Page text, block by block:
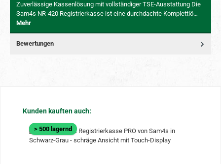
Zuverlässige Kassenlösung mit vollständiger TSE-Ausstattung Die
Sam4s NR-420 Registrierkasse ist eine durchdachte Komplettlö…
Mehr
Bewertungen
Produktgalerie überspringen
Kunden kauften auch:
> 500 lagernd